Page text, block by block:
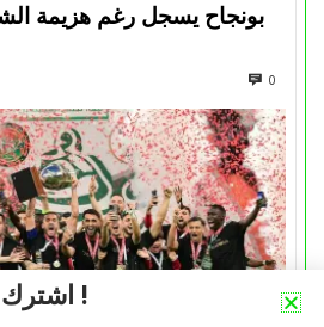
بونجاح يسجل رغم هزيمة
0
اشترك في نشرتنا الإخبارية !